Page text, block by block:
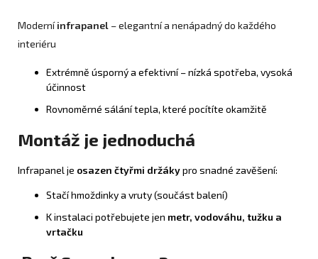
Moderníinfrapanel – elegantní a nenápadný do každého
interiéru
Extrémně úsporný a efektivní – nízká spotřeba, vysoká
účinnost
Rovnoměrné sálání tepla, které pocítíte okamžitě
Montáž je jednoduchá
Infrapanel je osazen čtyřmi držákypro snadné zavěšení:
Stačí hmoždinky a vruty (součást balení)
K instalaci potřebujete jen metr, vodováhu, tužku a
vrtačku